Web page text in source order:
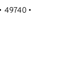
49740